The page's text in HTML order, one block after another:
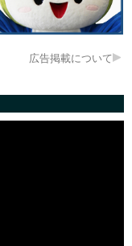
広告掲載について